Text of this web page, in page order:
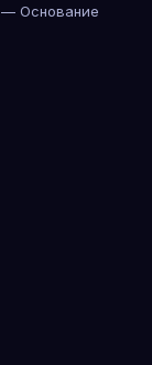
Основание